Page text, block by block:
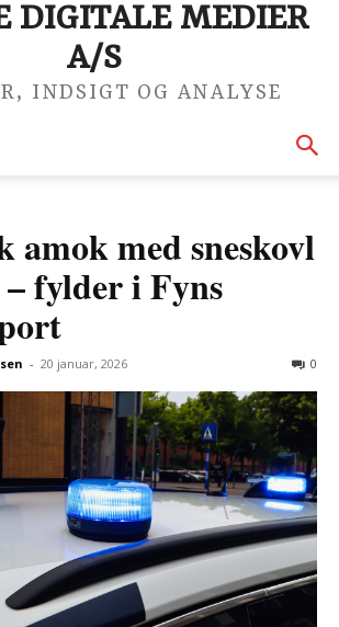
DIGITALE MEDIER
A/S
INDSIGT OG ANALYSE
amok med sneskovl
– fylder i Fyns
- 20 januar, 2026 0